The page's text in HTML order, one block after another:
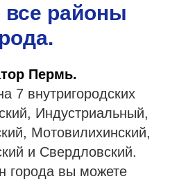
районы
Пермь.
7 внутригородских
Индустриальный,
Мотовилихинский,
и Свердловский.
города вы можете